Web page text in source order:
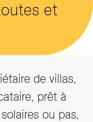
et
de villas,
prêt à
ou pas,